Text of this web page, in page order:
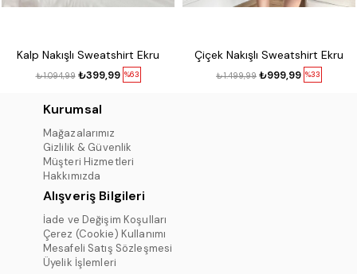
Kalp Nakışlı Sweatshirt Ekru
%63
₺399,99
₺1.094,99
Çiçek Nakışlı Sweatshirt Ekru
%33
₺999,99
₺1.499,99
Kurumsal
Mağazalarımız
Gizlilik & Güvenlik
Müşteri Hizmetleri
Hakkımızda
Alışveriş Bilgileri
İade ve Değişim Koşulları
Çerez (Cookie) Kullanımı
Mesafeli Satış Sözleşmesi
Üyelik İşlemleri